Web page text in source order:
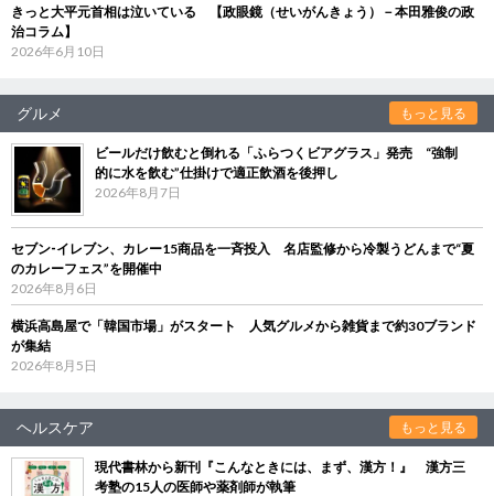
きっと大平元首相は泣いている 【政眼鏡（せいがんきょう）－本田雅俊の政
治コラム】
2026年6月10日
グルメ もっと見る
ビールだけ飲むと倒れる「ふらつくビアグラス」発売 “強制
的に水を飲む”仕掛けで適正飲酒を後押し
2026年8月7日
セブン‐イレブン、カレー15商品を一斉投入 名店監修から冷製うどんまで“夏
のカレーフェス”を開催中
2026年8月6日
横浜高島屋で「韓国市場」がスタート 人気グルメから雑貨まで約30ブランド
が集結
2026年8月5日
ヘルスケア もっと見る
現代書林から新刊『こんなときには、まず、漢方！』 漢方三
考塾の15人の医師や薬剤師が執筆